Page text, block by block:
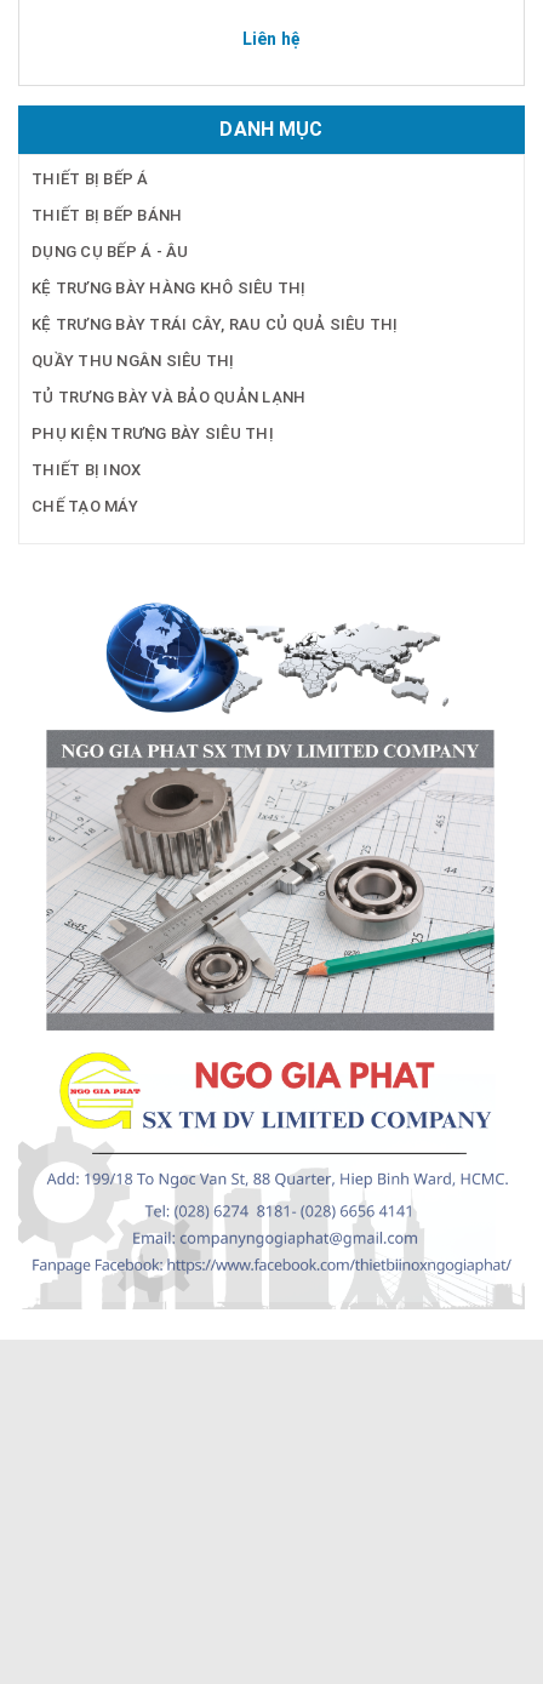
Liên hệ
DANH MỤC
THIẾT BỊ BẾP Á
THIẾT BỊ BẾP BÁNH
DỤNG CỤ BẾP Á - ÂU
KỆ TRƯNG BÀY HÀNG KHÔ SIÊU THỊ
KỆ TRƯNG BÀY TRÁI CÂY, RAU CỦ QUẢ SIÊU THỊ
QUẦY THU NGÂN SIÊU THỊ
TỦ TRƯNG BÀY VÀ BẢO QUẢN LẠNH
PHỤ KIỆN TRƯNG BÀY SIÊU THỊ
THIẾT BỊ INOX
CHẾ TẠO MÁY